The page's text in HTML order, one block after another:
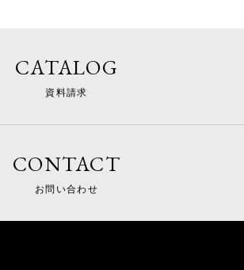
CATALOG
資料請求
CONTACT
お問い合わせ